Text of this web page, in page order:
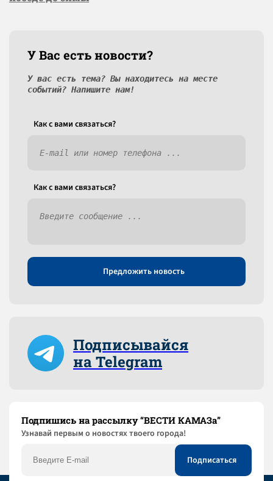
У Вас есть новости?
У вас есть тема? Вы находитесь на месте
событий? Напишите нам!
Как c вами связаться?
Как c вами связаться?
Предложить новость
Подписывайся
на Telegram
Подпишись на рассылку “ВЕСТИ КАМАЗа”
Узнaвай первым о новостях твоего города!